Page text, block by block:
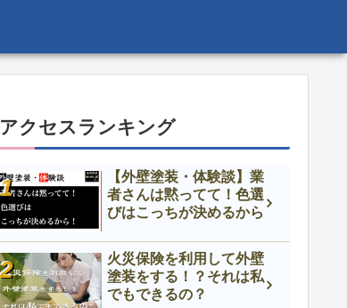
アクセスランキング
【外壁塗装・体験談】業
者さんは黙ってて！色選
びはこっちが決めるから
火災保険を利用して外壁
塗装をする！？それは私
でもできるの？